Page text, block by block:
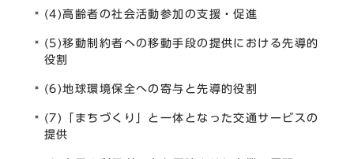
(4)高齢者の社会活動参加の支援・促進
(5)移動制約者への移動手段の提供における先導的
役割
(6)地球環境保全への寄与と先導的役割
(7)「まちづくり」と一体となった交通サービスの
提供